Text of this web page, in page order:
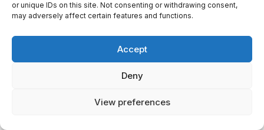
or unique IDs on this site. Not consenting or withdrawing consent,
may adversely affect certain features and functions.
Accept
Deny
View preferences
haster med rettelsen.
på problemet i Slack-kanalerne #prod-error og
#tikweb-prod-error. De bekræfter, at fejlen er
blevet rettet i både TEST- og PROD-miljøer,
ledsaget af et link til det tilsvarende Jira-problem